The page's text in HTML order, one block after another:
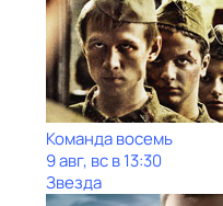
Команда восемь
9 авг, вс в 13:30
Звезда